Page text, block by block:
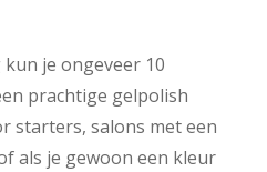
je ongeveer 10
prachtige gelpolish
starters, salons met een
als je gewoon een kleur